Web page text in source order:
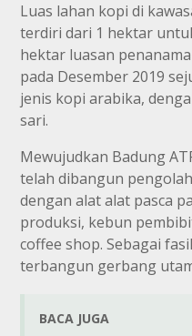
Luas lahan kopi di
terdiri dari 1 hektar
hektar luasan
pada Desember 2019
jenis kopi arabika,
sari.
Mewujudkan Badung
telah dibangun
dengan alat alat pasca
produksi, kebun
coffee shop. Sebagai
terbangun gerbang
BACA JUGA